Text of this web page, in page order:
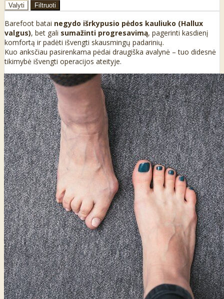
Valyti Filtruoti
Barefoot batai negydo išrkypusio pėdos kauliuko (Hallux
valgus), bet gali sumažinti progresavimą, pagerinti kasdienį
komfortą ir padėti išvengti skausmingų padarinių.
Kuo anksčiau pasirenkama pėdai draugiška avalynė – tuo didesnė
tikimybė išvengti operacijos ateityje.